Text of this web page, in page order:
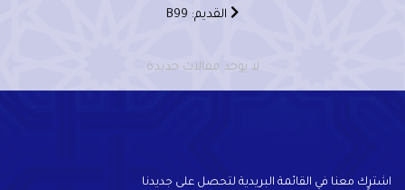
القديم: B99
لا يوجد مقالات جديدة
اشترٍك معنا في القائمة البريدية لتحصل على جديدنا